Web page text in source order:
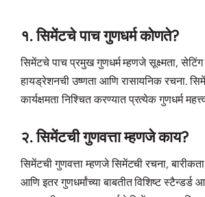
१. सिमेंटचे पाच गुणधर्म कोणते?
सिमेंटचे पाच प्रमुख गुणधर्म म्हणजे सूक्ष्मता,
हायड्रेशनची उष्णता आणि रासायनिक रचना.
कार्यक्षमता निश्चित करण्यात प्रत्येक गुणधर्म
२. सिमेंटची गुणवत्ता म्हणजे काय?
सिमेंटची गुणवत्ता म्हणजे सिमेंटची रचना,
आणि इतर गुणधर्मांच्या बाबतीत विशिष्ट